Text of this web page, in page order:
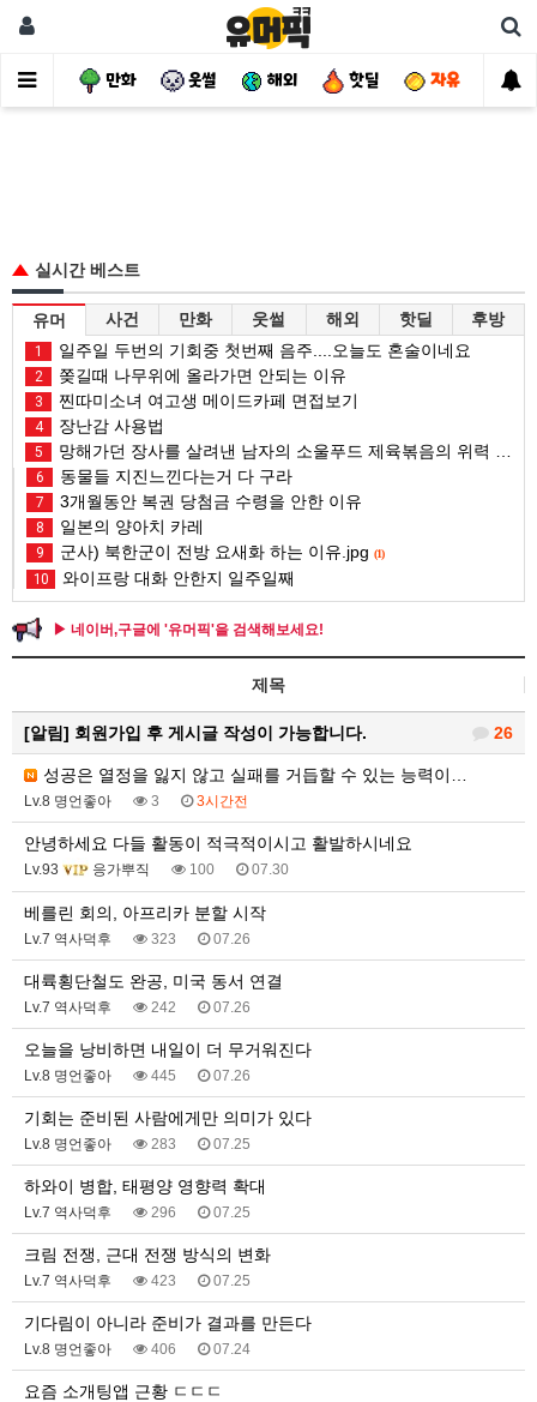
사건 만화 웃썰 해외 핫딜 자유
실시간 베스트
유머 사건 만화 웃썰 해외 핫딜 후방
1 일주일 두번의 기회중 첫번째 음주....오늘도 혼술이네요
2 쫒길때 나무위에 올라가면 안되는 이유
3 찐따미소녀 여고생 메이드카페 면접보기
4 장난감 사용법
5 망해가던 장사를 살려낸 남자의 소울푸드 제육볶음의 위력 ㅋㅋ
6 동물들 지진느낀다는거 다 구라
7 3개월동안 복권 당첨금 수령을 안한 이유
8 일본의 양아치 카레
9 군사) 북한군이 전방 요새화 하는 이유.jpg (1)
10 와이프랑 대화 안한지 일주일째
▶ 네이버,구글에 '유머픽'을 검색해보세요!
제목
26
[알림] 회원가입 후 게시글 작성이 가능합니다.
성공은 열정을 잃지 않고 실패를 거듭할 수 있는 능력이…
Lv.8 명언좋아 3 3시간전
안녕하세요 다들 활동이 적극적이시고 활발하시네요
Lv.93 응가뿌직 100 07.30
베를린 회의, 아프리카 분할 시작
Lv.7 역사덕후 323 07.26
대륙횡단철도 완공, 미국 동서 연결
Lv.7 역사덕후 242 07.26
오늘을 낭비하면 내일이 더 무거워진다
Lv.8 명언좋아 445 07.26
기회는 준비된 사람에게만 의미가 있다
Lv.8 명언좋아 283 07.25
하와이 병합, 태평양 영향력 확대
Lv.7 역사덕후 296 07.25
크림 전쟁, 근대 전쟁 방식의 변화
Lv.7 역사덕후 423 07.25
기다림이 아니라 준비가 결과를 만든다
Lv.8 명언좋아 406 07.24
요즘 소개팅앱 근황 ㄷㄷㄷ